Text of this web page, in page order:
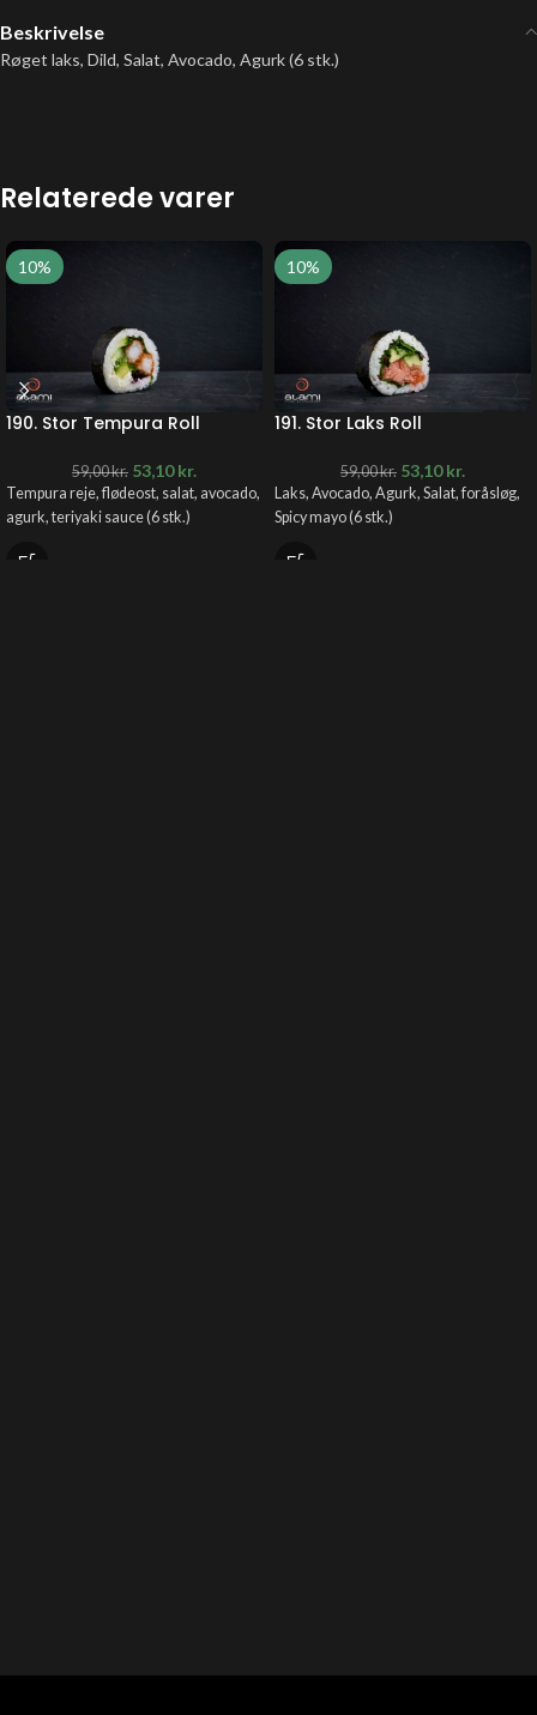
Beskrivelse
Røget laks, Dild, Salat, Avocado, Agurk (6 stk.)
Relaterede varer
10%
190. Stor Tempura Roll
59,00kr. 53,10kr.
Tempura reje, flødeost, salat, avocado,
agurk, teriyaki sauce (6 stk.)
10%
191. Stor Laks Roll
59,00kr. 53,10kr.
Laks, Avocado, Agurk, Salat, foråsløg,
Spicy mayo (6 stk.)